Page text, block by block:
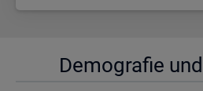
De­mo­gra­fie